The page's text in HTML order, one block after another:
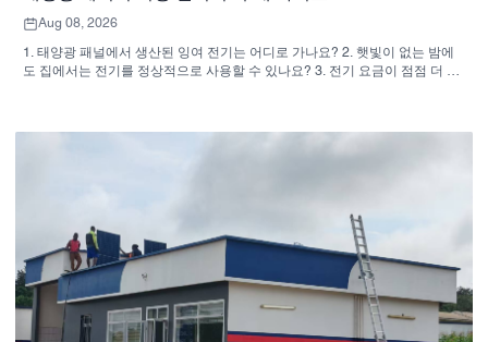
Aug 08, 2026
1. 태양광 패널에서 생산된 잉여 전기는 어디로 가나요? 2. 햇빛이 없는 밤에
도 집에서는 전기를 정상적으로 사용할 수 있나요? 3. 전기 요금이 점점 더 비